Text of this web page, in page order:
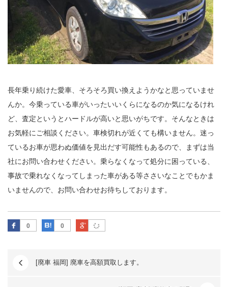
長年乗り続けた愛車、そろそろ買い換えようかなと思っていませ
んか。今乗っている車がいったいいくらになるのか気になるけれ
ど、査定というとハードルが高いと思いがちです。そんなときは
お気軽にご相談ください。車検切れが近くても構いません。迷っ
ているお車が思わぬ価値を見出だす可能性もあるので、まずは当
社にお問い合わせください。乗らなくなって処分に困っている、
事故で乗れなくなってしまった車がある等ささいなことでもかま
いませんので、お問い合わせお待ちしております。
0
Facebook 0
はてなブックマーク
Google Plus
[廃車 福岡] 廃車を高額買取します。